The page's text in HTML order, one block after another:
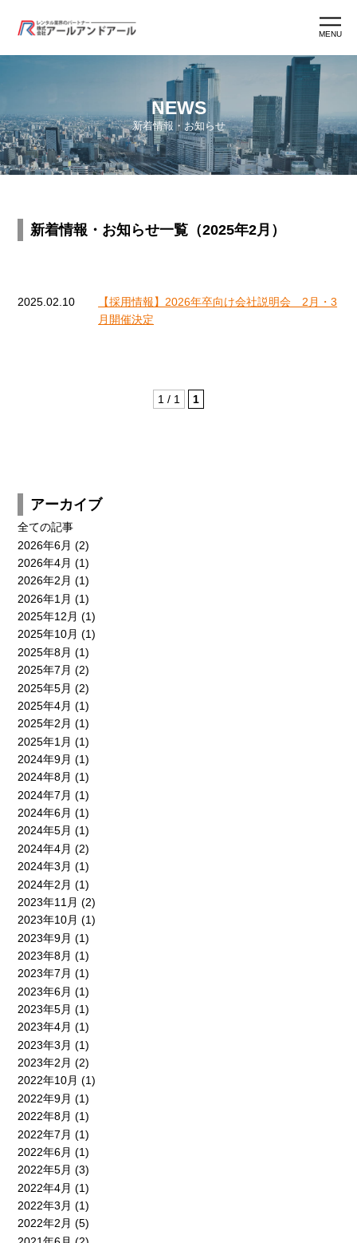
MENU
アールアンドアールとは
ワークスタイル
NEWS
新着情報・お知らせ
新着情報・お知らせ一覧（2025年2月）
2025.02.10
【採用情報】2026年卒向け会社説明会 2月・3
月開催決定
1 / 1 1
アーカイブ
全ての記事
2026年6月 (2)
2026年4月 (1)
2026年2月 (1)
2026年1月 (1)
2025年12月 (1)
2025年10月 (1)
2025年8月 (1)
2025年7月 (2)
2025年5月 (2)
2025年4月 (1)
2025年2月 (1)
2025年1月 (1)
2024年9月 (1)
2024年8月 (1)
2024年7月 (1)
2024年6月 (1)
2024年5月 (1)
2024年4月 (2)
2024年3月 (1)
2024年2月 (1)
2023年11月 (2)
2023年10月 (1)
2023年9月 (1)
2023年8月 (1)
2023年7月 (1)
2023年6月 (1)
2023年5月 (1)
2023年4月 (1)
2023年3月 (1)
2023年2月 (2)
2022年10月 (1)
2022年9月 (1)
2022年8月 (1)
2022年7月 (1)
2022年6月 (1)
2022年5月 (3)
2022年4月 (1)
2022年3月 (1)
2022年2月 (5)